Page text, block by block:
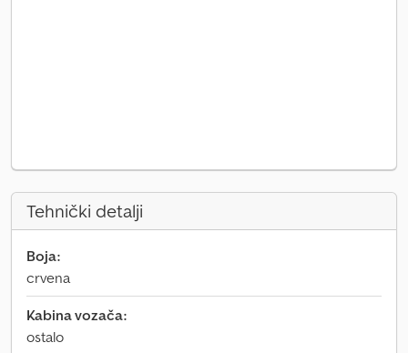
Tehnički detalji
Boja:
crvena
Kabina vozača:
ostalo